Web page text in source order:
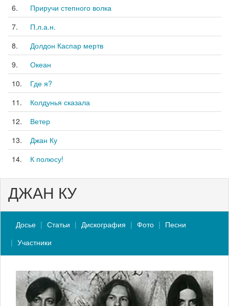
6.
Приручи степного волка
7.
П.л.а.н.
8.
Долдон Каспар мертв
9.
Океан
10.
Где я?
11.
Колдунья сказала
12.
Ветер
13.
Джан Ку
14.
К полюсу!
ДЖАН КУ
Досье Статьи Дискография Фото
Песни
Участники